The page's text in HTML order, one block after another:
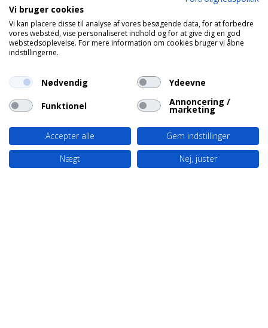
Vi bruger cookies
Vi kan placere disse til analyse af vores besøgende data, for at forbedre
vores websted, vise personaliseret indhold og for at give dig en god
webstedsoplevelse. For mere information om cookies bruger vi åbne
indstillingerne.
Nødvendig Ydeevne
Funktionel Annoncering /
marketing
Accepter alle
Gem indstillinger
Nægt
Nej, juster